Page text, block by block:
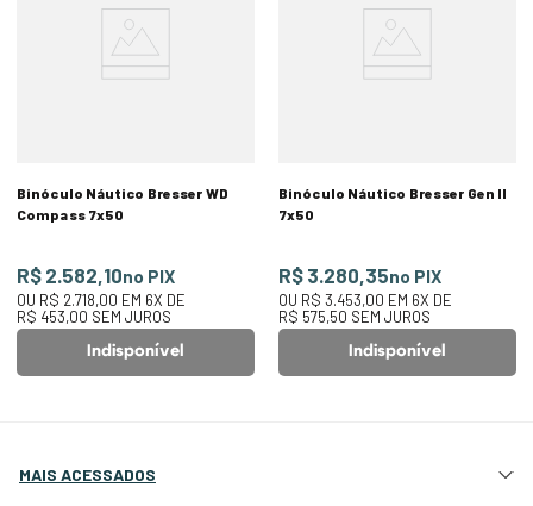
Binóculo Náutico Bresser WD
Compass 7x50
R$ 2.582,10no PIX
OU R$ 2.718,00 EM 6X DE
R$ 453,00 SEM JUROS
Indisponível
Binóculo Náutico Bresser Gen II
7x50
R$ 3.280,35no PIX
OU R$ 3.453,00 EM 6X DE
R$ 575,50 SEM JUROS
Indisponível
MAIS ACESSADOS